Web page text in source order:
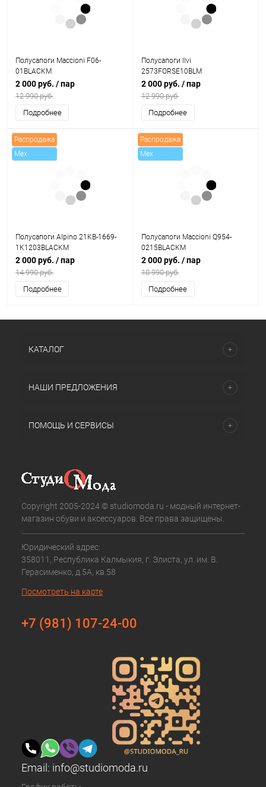
Полусапоги Maccioni F06-
01BLACKM
2 000 руб. / пар
12 990 руб.
Подробнее
Полусапоги Ilvi
2573FORSE10BLM
2 000 руб. / пар
12 990 руб.
Подробнее
Распродажа
Mex
Полусапоги Alpino 21KB-1669-
1K1203BLACKM
2 000 руб. / пар
14 990 руб.
Подробнее
Распродажа
Mex
Полусапоги Maccioni Q954-
0215BLACKM
2 000 руб. / пар
10 990 руб.
Подробнее
КАТАЛОГ
НАШИ ПРЕДЛОЖЕНИЯ
ПОМОЩЬ И СЕРВИСЫ
Copyright 2005-2024 © studiomoda.ru - модный интернет-
магазин обуви и аксессуаров. Все права защищены.
Юридический адрес:
358011, Республика Калмыкия, г. Элиста, ул. им. В.
Герасименко, д.5А, кв.58
Посмотреть на карте
+7 (981) 107-24-00
Email: info@studiomoda.ru